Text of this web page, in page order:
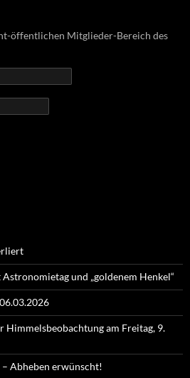
öffentlichen Mitglieder-Bereich des
und „goldenem Henkel“
Himmelsbeobachtung am Freitag, 9.
Abheben erwünscht!